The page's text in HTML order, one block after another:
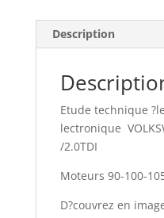
Description
Etude technique
lectronique
/2.0TDI
Moteurs 90-100-
D?couvrez en